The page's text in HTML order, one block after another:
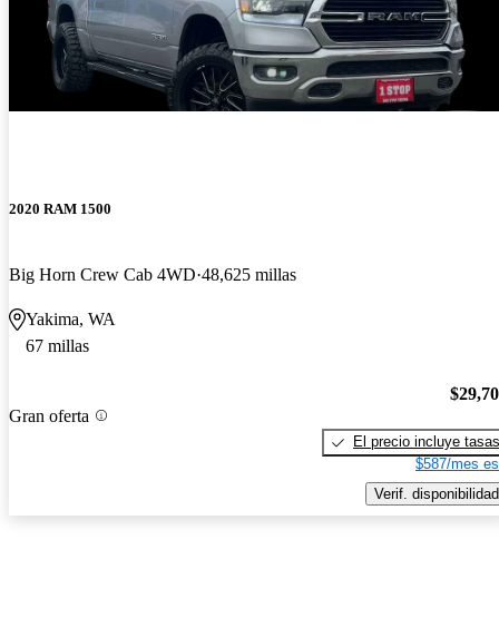
2020 RAM 1500
Big Horn Crew Cab 4WD 48,625 millas
Yakima, WA
67 millas
Gran oferta
El precio incluye tasas
$587/mes
Verif. disponibilidad